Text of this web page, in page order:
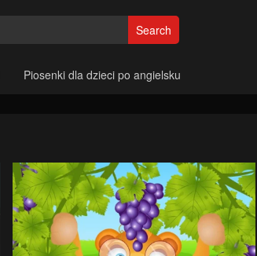
Search
Piosenki dla dzieci po angielsku